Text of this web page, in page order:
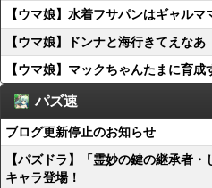
【ウマ娘】水着フサパンはギャル
【ウマ娘】ドンナと海行きてえなあ
【ウマ娘】マックちゃんたまに育
パズ速
ブログ更新停止のお知らせ
【パズドラ】「霊妙の鍵の継承者
キャラ登場！